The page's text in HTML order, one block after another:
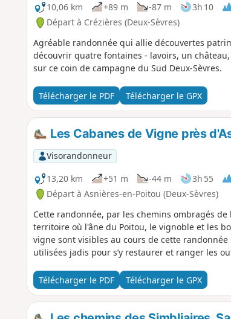
10,06 km
+89 m -87 m 3h 10
Départ à Crézières (Deux-Sèvres)
Agréable randonnée qui allie découvertes
découvrir quatre fontaines - lavoirs, un
sur ce coin de campagne du Sud Deux-Sèvres.
Télécharger le PDF Télécharger le GPX
Les Cabanes de Vigne près
Visorandonneur
13,20 km
+51 m -44 m 3h 55
Départ à Asnières-en-Poitou (Deux-Sèvres)
Cette randonnée, par les chemins ombragés
territoire où l'âne du Poitou, le vignoble et les
vigne sont visibles au cours de cette
utilisées jadis pour s’y restaurer et ranger les
Télécharger le PDF Télécharger le GPX